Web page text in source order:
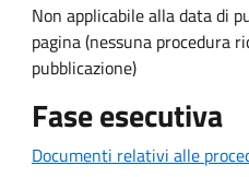
Non applicabile alla data di
pagina (nessuna procedura
pubblicazione)
Fase esecutiva
Documenti relativi alle